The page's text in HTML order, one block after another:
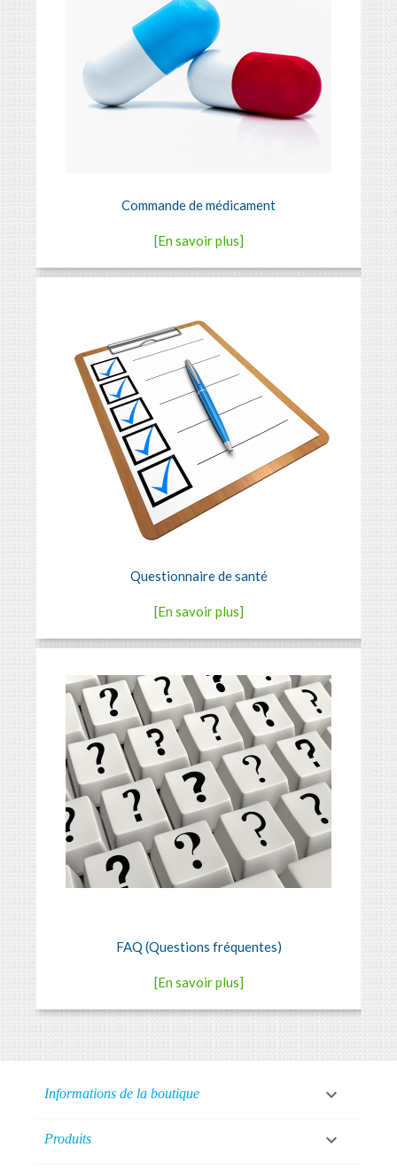
Commande de médicament
[En savoir plus]
Questionnaire de santé
[En savoir plus]
FAQ (Questions fréquentes)
[En savoir plus]
Informations de la boutique 
Produits 